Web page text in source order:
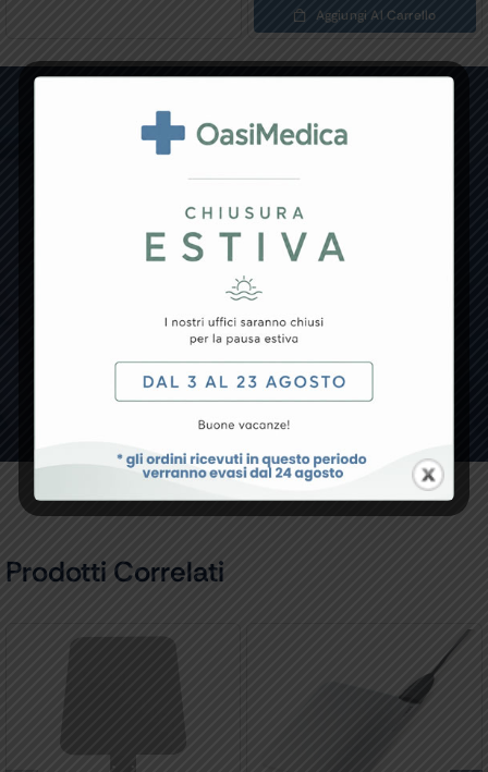
Aggiungi Al Carrello
Non hai trovato il prodotto che
cercavi?
Se non trovi un prodotto specifico o hai qualche
richiesta particolare, non esitare a contattarci!
CONTATTACI
Prodotti Correlati